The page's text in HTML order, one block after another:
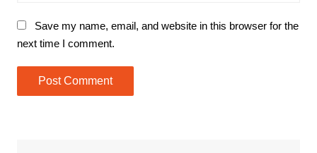
Save my name, email, and website in this browser for the
next time I comment.